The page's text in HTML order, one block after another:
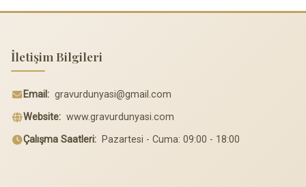
İletişim Bilgileri
Email: gravurdunyasi@gmail.com
Website: www.gravurdunyasi.com
Çalışma Saatleri: Pazartesi - Cuma: 09:00 - 18:00